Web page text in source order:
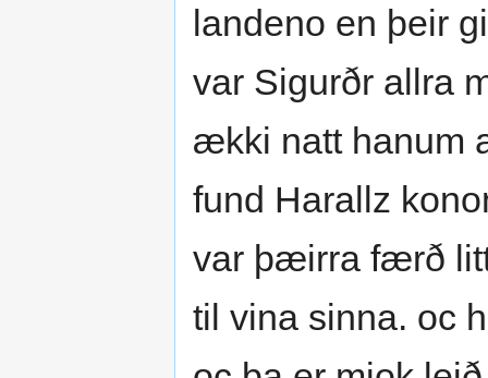
landeno en þeir
var Sigurðr allra
ækki natt hanum
fund Harallz
var þæirra færð
til vina sinna. oc